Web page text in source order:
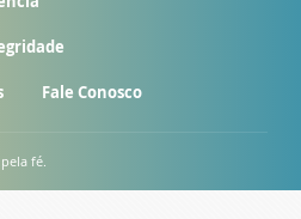
Fale Conosco
fé.